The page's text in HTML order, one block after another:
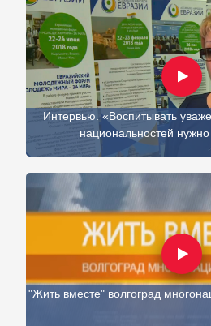
Интервью. «Воспитывать
национальностей
"Жить вместе" волгоград